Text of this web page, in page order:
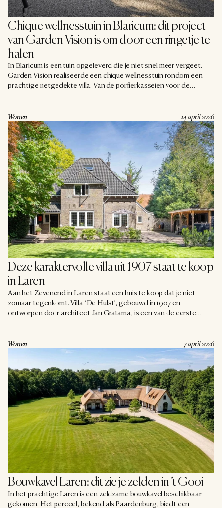
Chique wellnesstuin in Blaricum: dit project
van Garden Vision is om door een ringetje te
halen
In Blaricum is een tuin opgeleverd die je niet snel meer vergeet.
Garden Vision realiseerde een chique wellnesstuin rondom een
prachtige rietgedekte villa. Van de porfierkasseien voor de
met smaak gekozen.
Wonen 24 april 2026
Deze karaktervolle villa uit 1907 staat te koop
in Laren
Aan het Zevenend in Laren staat een huis te koop dat je niet
zomaar tegenkomt. Villa ‘De Hulst’, gebouwd in 1907 en
ontworpen door architect Jan Gratama, is een van de eerste
perceel van 1.296 m² en heeft een woonoppervlakte van 227 m². De
vraagprijs is € 1.995.000 k.k.
Wonen 7 april 2026
Bouwkavel Laren: dit zie je zelden in ’t Gooi
In het prachtige Laren is een zeldzame bouwkavel beschikbaar
gekomen. Het perceel, bekend als Paardenburg, biedt een